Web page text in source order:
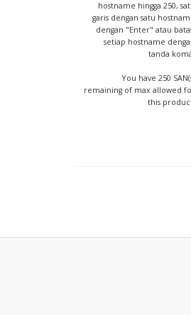
hostname hingga 250,
garis dengan satu
dengan "Enter" atau
setiap hostname
tanda
You have 250
remaining of max allowed
this